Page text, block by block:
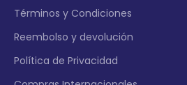
Términos y Condiciones
Reembolso y devolución
Política de Privacidad